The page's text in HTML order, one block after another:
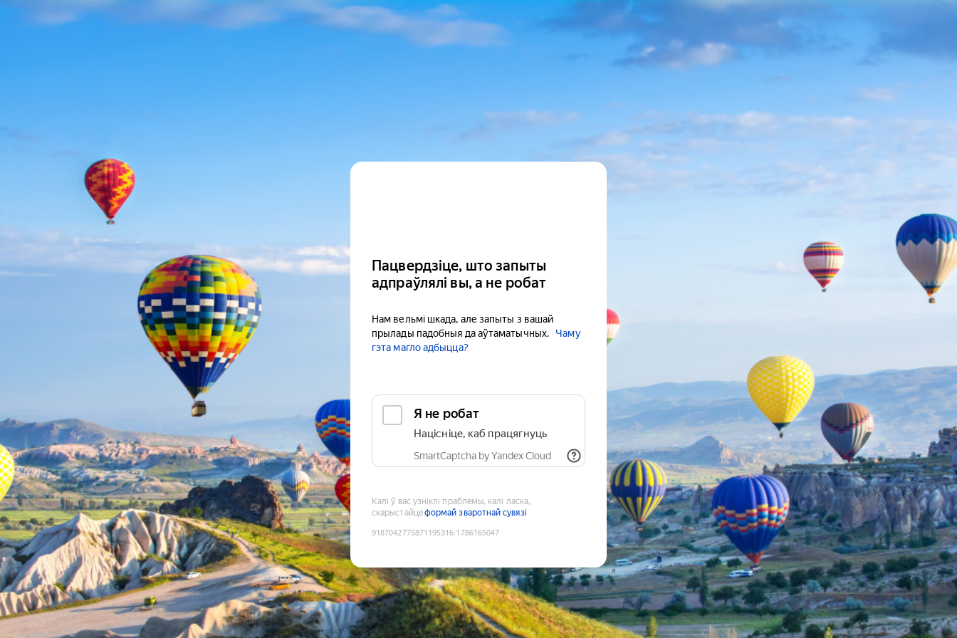
Пацвердзіце, што запыты
адпраўлялі вы, а не робат
Нам вельмі шкада, але запыты з вашай
прылады падобныя да аўтаматычных.
Чаму
гэта магло адбыцца?
Я не робат
Націсніце, каб працягнуць
SmartCaptcha by Yandex Cloud
Калі ў вас узніклі праблемы, калі ласка,
скарыстайцеформай зваротнай сувязі
9187042775871195316:1786165047